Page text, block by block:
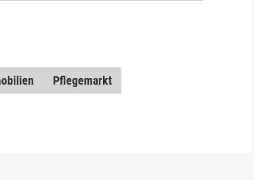
Pflegemarkt